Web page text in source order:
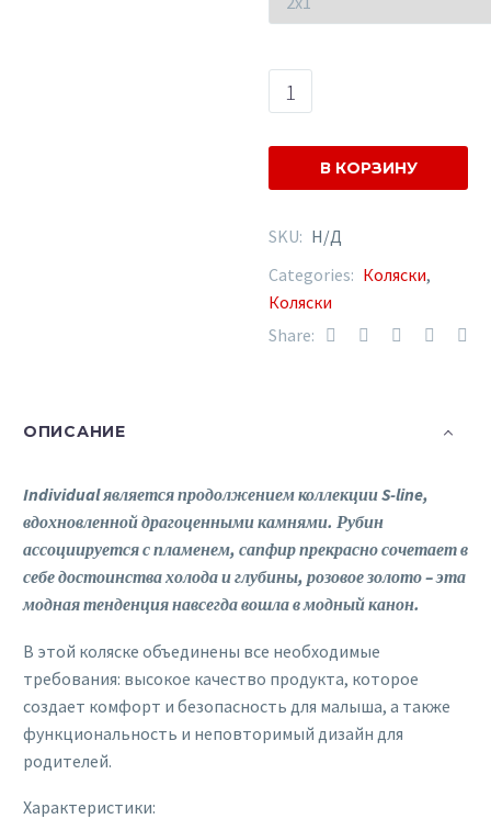
Количество
товара
Line
17
(white/gold)
В КОРЗИНУ
SKU: Н/Д
Categories: Коляски,
Коляски
Share:
ОПИСАНИЕ
Individual является продолжением коллекции S-line,
вдохновленной драгоценными камнями. Рубин
ассоциируется с пламенем, сапфир прекрасно сочетает в
себе достоинства холода и глубины, розовое золото – эта
модная тенденция навсегда вошла в модный канон.
В этой коляске объединены все необходимые
требования: высокое качество продукта, которое
создает комфорт и безопасность для малыша, а также
функциональность и неповторимый дизайн для
родителей.
Характеристики: